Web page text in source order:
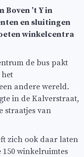
’t Y in
en sluitingen
winkelcentra
de bus pakt
andere wereld.
in de Kalverstraat,
straatjes van
zich ook daar laten
winkelruimtes